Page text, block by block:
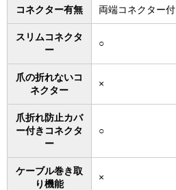
コネクター有無 両端コネクター付
スリムコネクタ
ー
○
爪の折れないコ
ネクター
×
爪折れ防止カバ
ー付きコネクタ
ー
○
ケーブル巻き取
り機能
×